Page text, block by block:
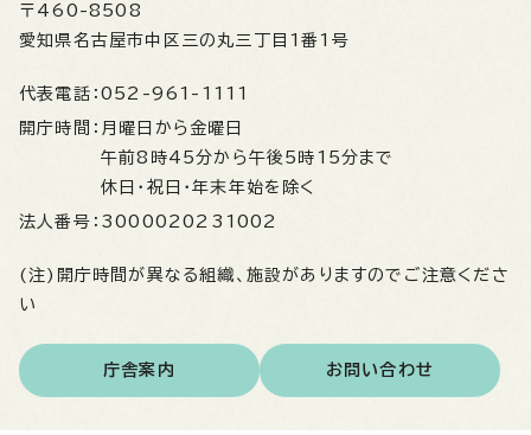
〒460-8508
愛知県名古屋市中区三の丸三丁目1番1号
代表電話： 052-961-1111
開庁時間： 月曜日から金曜日
午前8時45分から午後5時15分まで
休日・祝日・年末年始を除く
法人番号： 3000020231002
(注)開庁時間が異なる組織、施設がありますのでご注意くださ
い
庁舎案内 お問い合わせ